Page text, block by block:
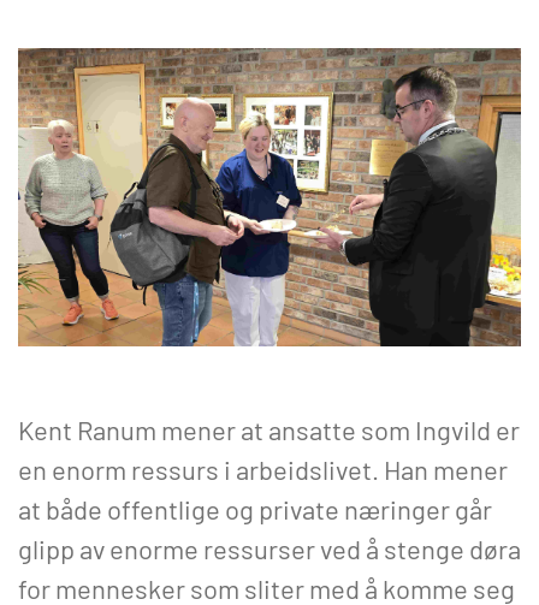
Kent Ranum mener at ansatte som Ingvild er
en enorm ressurs i arbeidslivet. Han mener
at både offentlige og private næringer går
glipp av enorme ressurser ved å stenge døra
for mennesker som sliter med å komme seg